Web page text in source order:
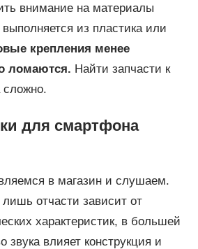
внимание на материалы
из пластика или
крепления менее
ломаются. Найти запчасти к
для смартфона
в магазин и слушаем.
отчасти зависит от
характеристик, в большей
звука влияет конструкция и